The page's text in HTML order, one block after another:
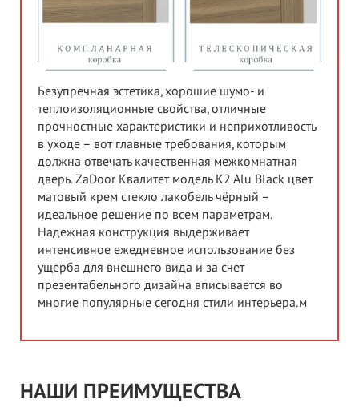
Безупречная эстетика, хорошие шумо- и
теплоизоляционные свойства, отличные
прочностные характеристики и неприхотливость
в уходе – вот главные требования, которым
должна отвечать качественная межкомнатная
дверь. ZaDoor Квалитет модель K2 Alu Black цвет
матовый крем стекло лакобель чёрный –
идеальное решение по всем параметрам.
Надежная конструкция выдерживает
интенсивное ежедневное использование без
ущерба для внешнего вида и за счет
презентабельного дизайна вписывается во
многие популярные сегодня стили интерьера.м
НАШИ ПРЕИМУЩЕСТВА